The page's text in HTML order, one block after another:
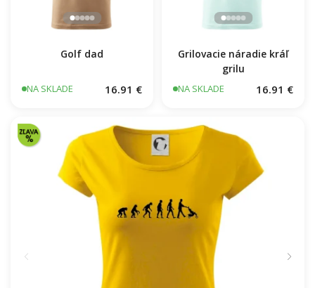
Golf dad
NA SKLADE 16.91 €
Grilovacie náradie kráľ
grilu
NA SKLADE 16.91 €